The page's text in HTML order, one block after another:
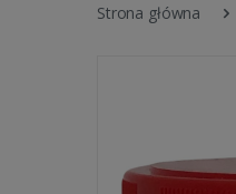
Strona główna